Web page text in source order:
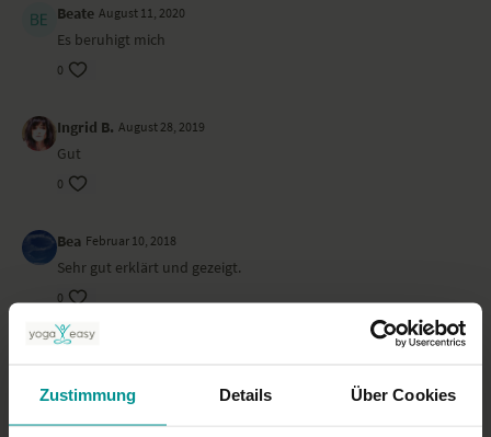
Zustimmung Details Über Cookies
Beate August 11, 2020
Es beruhigt mich
0
Ingrid B. August 28, 2019
Gut
0
Bea Februar 10, 2018
Sehr gut erklärt und gezeigt.
0
Schließe mich an. Super erklärt. Alles drin und trotzdem nicht
langatmig. Und es gefällt mir, dass auch die gängigen
"Fehlausrichtungen" nicht nur angesprochen sondern auch